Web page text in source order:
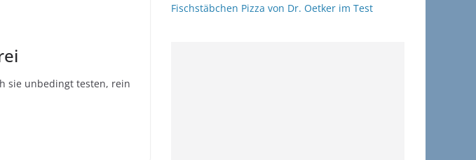
sie unbedingt testen, rein
Fischstäbchen Pizza von Dr. Oetker im Test